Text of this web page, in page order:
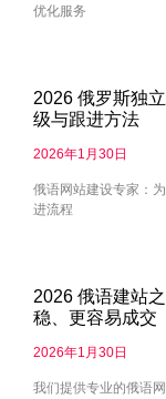
优化服务
2026 俄罗斯独
级与跟进方法
2026年1月30日
俄语网站建设专家：
进流程
2026 俄语建站
稳、更容易成交
2026年1月30日
我们提供专业的俄语